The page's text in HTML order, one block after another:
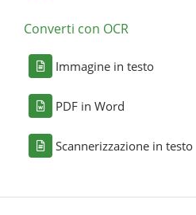
Converti con OCR
Immagine in testo
PDF in Word
Scannerizzazione in testo